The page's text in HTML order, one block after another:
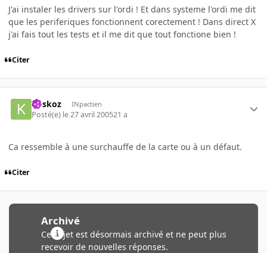
J'ai instaler les drivers sur l'ordi ! Et dans systeme l'ordi me dit
que les periferiques fonctionnent corectement ! Dans direct X
j'ai fais tout les tests et il me dit que tout fonctione bien !
Citer
koskoz INpactien
Posté(e) le 27 avril 200521 a
Ca ressemble à une surchauffe de la carte ou à un défaut.
Citer
Archivé
Ce sujet est désormais archivé et ne peut plus
recevoir de nouvelles réponses.